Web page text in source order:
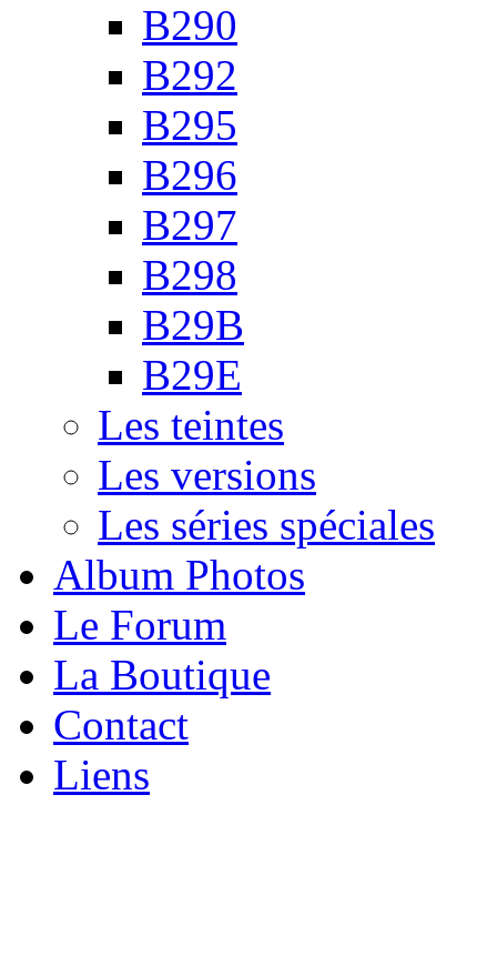
B290
B292
B295
B296
B297
B298
B29B
B29E
Les teintes
Les versions
Les séries spéciales
Album Photos
Le Forum
La Boutique
Contact
Liens